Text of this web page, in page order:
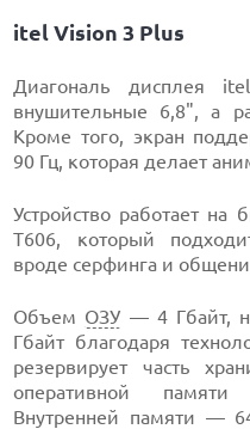
itel Vision 3 Plus
Диагональ дисплея
внушительные 6,8", а
Кроме того, экран
90 Гц, которая делает
Устройство работает на
T606, который
вроде серфинга и
Объем ОЗУ — 4 Гбайт,
Гбайт благодаря
резервирует часть
оперативной памяти
Внутренней памяти —